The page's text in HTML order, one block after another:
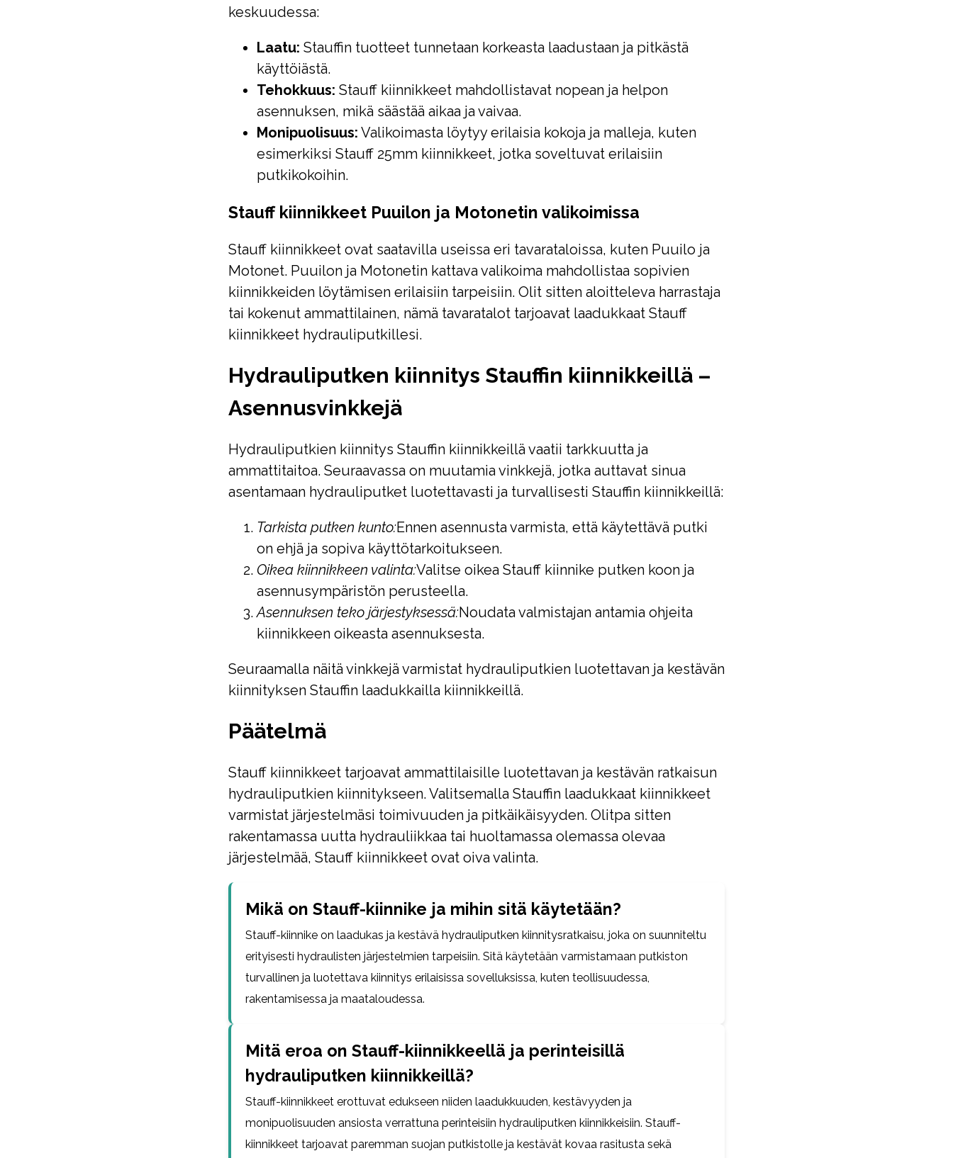
keskuudessa:
Laatu: Stauffin tuotteet tunnetaan korkeasta laadustaan ja pitkästä
käyttöiästä.
Tehokkuus: Stauff kiinnikkeet mahdollistavat nopean ja helpon
asennuksen, mikä säästää aikaa ja vaivaa.
Monipuolisuus: Valikoimasta löytyy erilaisia kokoja ja malleja, kuten
esimerkiksi Stauff 25mm kiinnikkeet, jotka soveltuvat erilaisiin
putkikokoihin.
Stauff kiinnikkeet Puuilon ja Motonetin valikoimissa
Stauff kiinnikkeet ovat saatavilla useissa eri tavarataloissa, kuten Puuilo ja
Motonet. Puuilon ja Motonetin kattava valikoima mahdollistaa sopivien
kiinnikkeiden löytämisen erilaisiin tarpeisiin. Olit sitten aloitteleva harrastaja
tai kokenut ammattilainen, nämä tavaratalot tarjoavat laadukkaat Stauff
kiinnikkeet hydrauliputkillesi.
Hydrauliputken kiinnitys Stauffin kiinnikkeillä –
Asennusvinkkejä
Hydrauliputkien kiinnitys Stauffin kiinnikkeillä vaatii tarkkuutta ja
ammattitaitoa. Seuraavassa on muutamia vinkkejä, jotka auttavat sinua
asentamaan hydrauliputket luotettavasti ja turvallisesti Stauffin kiinnikkeillä:
Tarkista putken kunto:Ennen asennusta varmista, että käytettävä putki
on ehjä ja sopiva käyttötarkoitukseen.
Oikea kiinnikkeen valinta:Valitse oikea Stauff kiinnike putken koon ja
asennusympäristön perusteella.
Asennuksen teko järjestyksessä:Noudata valmistajan antamia ohjeita
kiinnikkeen oikeasta asennuksesta.
Seuraamalla näitä vinkkejä varmistat hydrauliputkien luotettavan ja kestävän
kiinnityksen Stauffin laadukkailla kiinnikkeillä.
Päätelmä
Stauff kiinnikkeet tarjoavat ammattilaisille luotettavan ja kestävän ratkaisun
hydrauliputkien kiinnitykseen. Valitsemalla Stauffin laadukkaat kiinnikkeet
varmistat järjestelmäsi toimivuuden ja pitkäikäisyyden. Olitpa sitten
rakentamassa uutta hydrauliikkaa tai huoltamassa olemassa olevaa
järjestelmää, Stauff kiinnikkeet ovat oiva valinta.
Mikä on Stauff-kiinnike ja mihin sitä käytetään?
Stauff-kiinnike on laadukas ja kestävä hydrauliputken kiinnitysratkaisu, joka on suunniteltu
erityisesti hydraulisten järjestelmien tarpeisiin. Sitä käytetään varmistamaan putkiston
turvallinen ja luotettava kiinnitys erilaisissa sovelluksissa, kuten teollisuudessa,
rakentamisessa ja maataloudessa.
Mitä eroa on Stauff-kiinnikkeellä ja perinteisillä
hydrauliputken kiinnikkeillä?
Stauff-kiinnikkeet erottuvat edukseen niiden laadukkuuden, kestävyyden ja
monipuolisuuden ansiosta verrattuna perinteisiin hydrauliputken kiinnikkeisiin. Stauff-
kiinnikkeet tarjoavat paremman suojan putkistolle ja kestävät kovaa rasitusta sekä